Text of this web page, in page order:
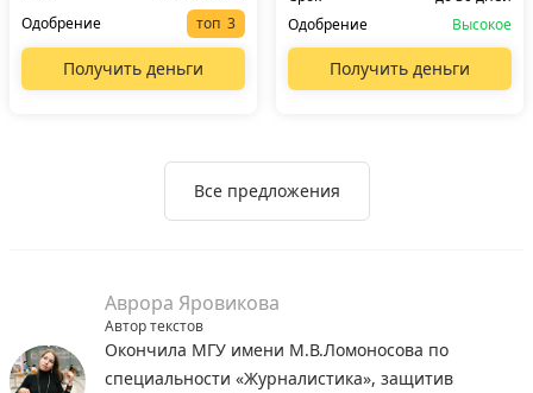
Одобрение
топ
Получить деньги
Одобрение
Высокое
Получить деньги
Все предложения
Аврора Яровикова
Автор текстов
Окончила МГУ имени М.В.Ломоносова по
специальности «Журналистика», защитив